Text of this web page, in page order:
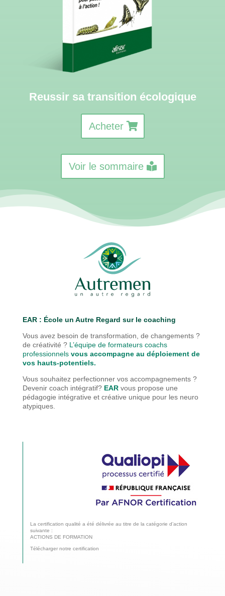
Reussir sa transition écologique
Acheter
Voir le sommaire
EAR : École un Autre Regard sur le coaching
Vous avez besoin de transformation, de changements ?
de créativité ? L’équipe de formateurs coachs
professionnels vous accompagne au déploiement de
vos hauts-potentiels.
Vous souhaitez perfectionner vos accompagnements ?
Devenir coach intégratif? EAR vous propose une
pédagogie intégrative et créative unique pour les neuro
atypiques.
La certification qualité a été délivrée au titre de la catégorie d’action
suivante :
ACTIONS DE FORMATION
Télécharger notre certification